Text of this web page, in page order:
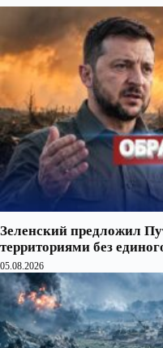
Зеленский предложил
территориями без
05.08.2026